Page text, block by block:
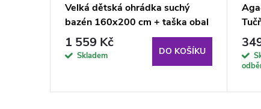
Velká dětská ohrádka suchý
bazén 160x200 cm + taška obal
1 559 Kč
Skladem DO KOŠÍKU